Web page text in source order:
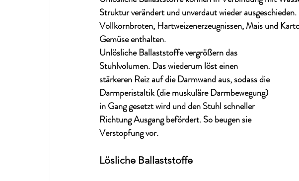
Struktur verändert und unverdaut wieder
Vollkornbroten, Hartweizenerzeugnissen, Mais und
Gemüse enthalten.
Unlösliche Ballaststoffe vergrößern das
Stuhlvolumen. Das wiederum löst einen
stärkeren Reiz auf die Darmwand aus, sodass die
Darmperistaltik (die muskuläre Darmbewegung)
in Gang gesetzt wird und den Stuhl schneller
Richtung Ausgang befördert. So beugen sie
Verstopfung vor.
Lösliche Ballaststoffe